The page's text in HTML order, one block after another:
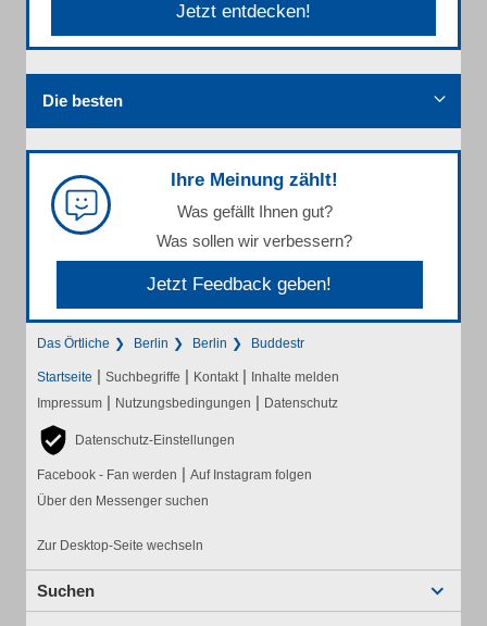
Jetzt entdecken!
Die besten
Ihre Meinung zählt!
Was gefällt Ihnen gut?
Was sollen wir verbessern?
Jetzt Feedback geben!
Das Örtliche Berlin Berlin Buddestr
Startseite | Suchbegriffe | Kontakt | Inhalte melden
Impressum | Nutzungsbedingungen | Datenschutz
Datenschutz-Einstellungen
Facebook - Fan werden | Auf Instagram folgen
Über den Messenger suchen
Zur Desktop-Seite wechseln
Suchen